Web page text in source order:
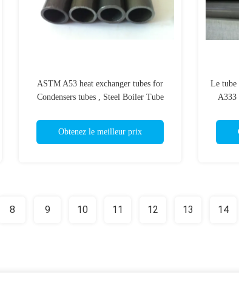
ASTM A53 heat exchanger tubes for
Condensers tubes , Steel Boiler Tube
Obtenez le meilleur prix
Le tube
A333
8 9 10 11 12 13 14